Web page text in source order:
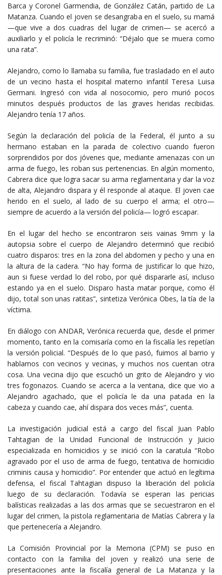
Barca y Coronel Garmendia, de González Catán, partido de La
Matanza. Cuando el joven se desangraba en el suelo, su mamá
—que vive a dos cuadras del lugar de crimen— se acercó a
auxiliarlo y el policía le recriminó: “Déjalo que se muera como
una rata”.
Alejandro, como lo llamaba su familia, fue trasladado en el auto
de un vecino hasta el hospital materno infantil Teresa Luisa
Germani. Ingresó con vida al nosocomio, pero murió pocos
minutos después productos de las graves heridas recibidas.
Alejandro tenía 17 años.
Según la declaración del policía de la Federal, él junto a su
hermano estaban en la parada de colectivo cuando fueron
sorprendidos por dos jóvenes que, mediante amenazas con un
arma de fuego, les roban sus pertenencias. En algún momento,
Cabrera dice que logra sacar su arma reglamentaria y dar la voz
de alta, Alejandro dispara y él responde al ataque. El joven cae
herido en el suelo, al lado de su cuerpo el arma; el otro—
siempre de acuerdo a la versión del policía— logró escapar.
En el lugar del hecho se encontraron seis vainas 9mm y la
autopsia sobre el cuerpo de Alejandro determinó que recibió
cuatro disparos: tres en la zona del abdomen y pecho y una en
la altura de la cadera. “No hay forma de justificar lo que hizo,
aun si fuese verdad lo del robo, por qué dispararle así, incluso
estando ya en el suelo. Disparo hasta matar porque, como él
dijo, total son unas ratitas”, sintetiza Verónica Obes, la tía de la
víctima.
En diálogo con ANDAR, Verónica recuerda que, desde el primer
momento, tanto en la comisaría como en la fiscalía les repetían
la versión policial. “Después de lo que pasó, fuimos al barrio y
hablamos con vecinos y vecinas, y muchos nos cuentan otra
cosa. Una vecina dijo que escuchó un grito de Alejandro y vio
tres fogonazos. Cuando se acerca a la ventana, dice que vio a
Alejandro agachado, que el policía le da una patada en la
cabeza y cuando cae, ahí dispara dos veces más”, cuenta.
La investigación judicial está a cargo del fiscal Juan Pablo
Tahtagian de la Unidad Funcional de Instrucción y Juicio
especializada en homicidios y se inició con la caratula “Robo
agravado por el uso de arma de fuego, tentativa de homicidio
criminis causa y homicidio”. Por entender que actuó en legítima
defensa, el fiscal Tahtagian dispuso la liberación del policía
luego de su declaración. Todavía se esperan las pericias
balísticas realizadas a las dos armas que se secuestraron en el
lugar del crimen, la pistola reglamentaria de Matías Cabrera y la
que pertenecería a Alejandro.
La Comisión Provincial por la Memoria (CPM) se puso en
contacto con la familia del joven y realizó una serie de
presentaciones ante la fiscalía general de La Matanza y la